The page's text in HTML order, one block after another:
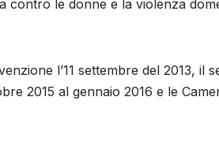
contro le donne e la violenza
l’11 settembre del 2013, il
2015 al gennaio 2016 e le